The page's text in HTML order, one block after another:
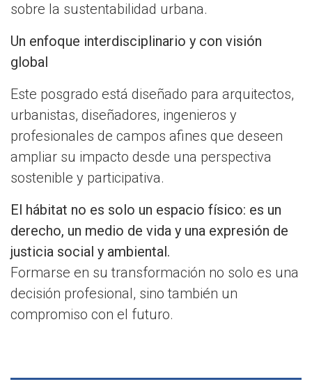
sobre la sustentabilidad urbana.
Un enfoque interdisciplinario y con visión
global
Este posgrado está diseñado para arquitectos,
urbanistas, diseñadores, ingenieros y
profesionales de campos afines que deseen
ampliar su impacto desde una perspectiva
sostenible y participativa.
El hábitat no es solo un espacio físico: es un
derecho, un medio de vida y una expresión de
justicia social y ambiental.
Formarse en su transformación no solo es una
decisión profesional, sino también un
compromiso con el futuro.